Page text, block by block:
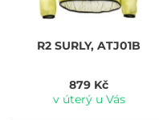
R2 SURLY, ATJ01B
879 Kč
v úterý u Vás